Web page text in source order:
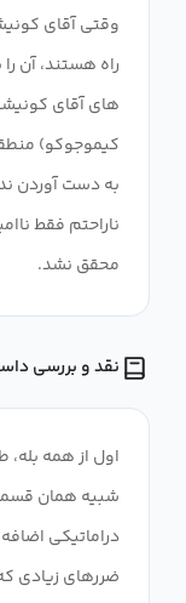
وقتی آقای
راه هستند، آن
های آقای
کیموجوکو)
به دست آوردن
ناراحتم فقط
محقق نشد.
نقد و بررسی داستان
اول از همه
شبیه همان
دراماتیکی